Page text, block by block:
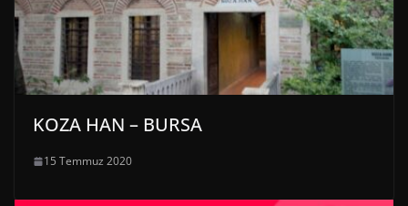
KOZA HAN – BURSA
15 Temmuz 2020